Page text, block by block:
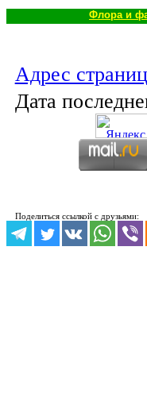
Флора и
Адрес
Дата
Поделиться ссылкой с друзьями: